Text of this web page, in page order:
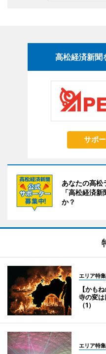
高松経済新聞
サポ
あなたの高松
「高松経済
か？
エリア特集
【かも
寺の変
（1）
エリア特集